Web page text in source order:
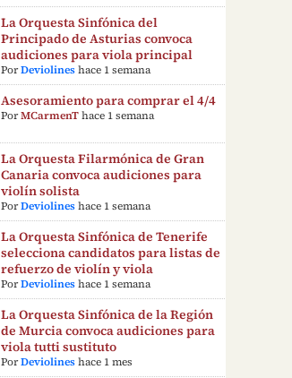
La Orquesta Sinfónica del
Principado de Asturias convoca
audiciones para viola principal
PorDeviolines hace 1 semana
Asesoramiento para comprar el 4/4
PorMCarmenT hace 1 semana
La Orquesta Filarmónica de Gran
Canaria convoca audiciones para
violín solista
PorDeviolines hace 1 semana
La Orquesta Sinfónica de Tenerife
selecciona candidatos para listas de
refuerzo de violín y viola
PorDeviolines hace 1 semana
La Orquesta Sinfónica de la Región
de Murcia convoca audiciones para
viola tutti sustituto
PorDeviolines hace 1 mes